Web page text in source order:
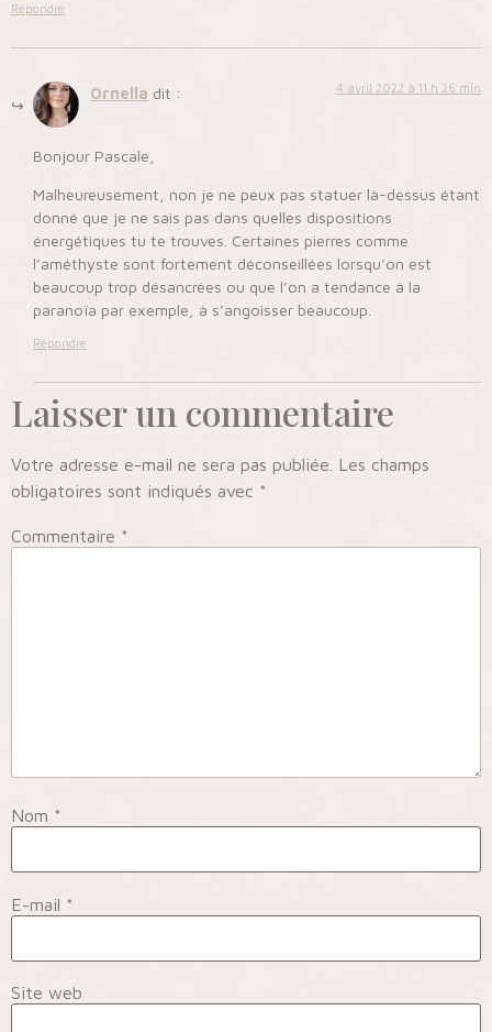
Répondre
Ornella dit : 4 avril 2022 à 11 h 26 min
Bonjour Pascale,
Malheureusement, non je ne peux pas statuer là-dessus étant
donné que je ne sais pas dans quelles dispositions
énergétiques tu te trouves. Certaines pierres comme
l’améthyste sont fortement déconseillées lorsqu’on est
beaucoup trop désancrées ou que l’on a tendance à la
paranoïa par exemple, à s’angoisser beaucoup.
Répondre
Laisser un commentaire
Votre adresse e-mail ne sera pas publiée.
Les champs
obligatoires sont indiqués avec *
Commentaire *
Nom *
E-mail *
Site web